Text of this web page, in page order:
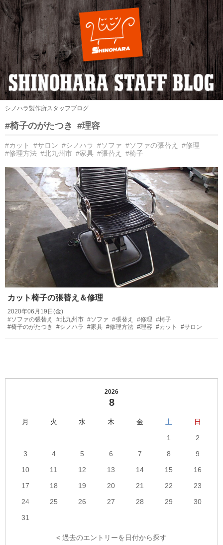
シノハラ製作所スタッフブログ
#椅子のがたつき #理容
#カット #サロン #シノハラ #ソファ #ソファの張替え
#修理
#修理方法 #北九州市 #家具 #張替え #椅子
カット椅子の張替え＆修理
2020年06月19日(金)
#ソファの張替え
#北九州市 #ソファ #張替え #修理 #椅子
#椅子のがたつき
#シノハラ #家具 #修理方法 #理容 #カット #サロン
2026
8
月 火 水 木 金 土
日
1
2
3
4 5 6 7 8
9
10
11 12 13 14 15
16
17
18 19 20 21 22
23
24
25 26 27 28 29
30
31
< 過去のエントリーを日付から探す